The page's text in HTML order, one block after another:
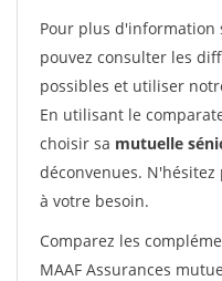
Pour plus d'information
pouvez consulter les
possibles et utiliser
En utilisant le
choisir sa mutuelle
déconvenues.
à votre besoin.
Comparez les
MAAF Assurances